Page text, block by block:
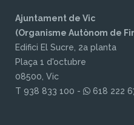
Ajuntament de Vic
(Organisme Autònom de
Edifici El Sucre, 2a planta
Plaça 1 d'octubre
08500, Vic
T 938 833 100 -
618 222